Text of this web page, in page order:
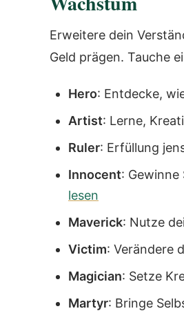
Erweitere dein
Geld prägen. Tauche
Hero: Entdecke,
Artist: Lerne,
Ruler: Erfüllung
Innocent:
lesen
Maverick: Nutze
Victim: Verändere
Magician: Setze
Martyr: Bringe